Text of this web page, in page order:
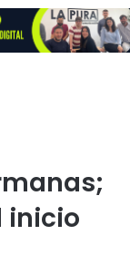
inicio